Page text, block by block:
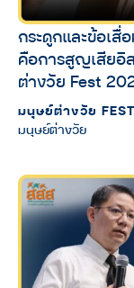
กระดูกและข้อเ
คือการสูญเสียอิ
ต่างวัย Fest
มนุษย์ต่างวัย
มนุษย์ต่างวัย